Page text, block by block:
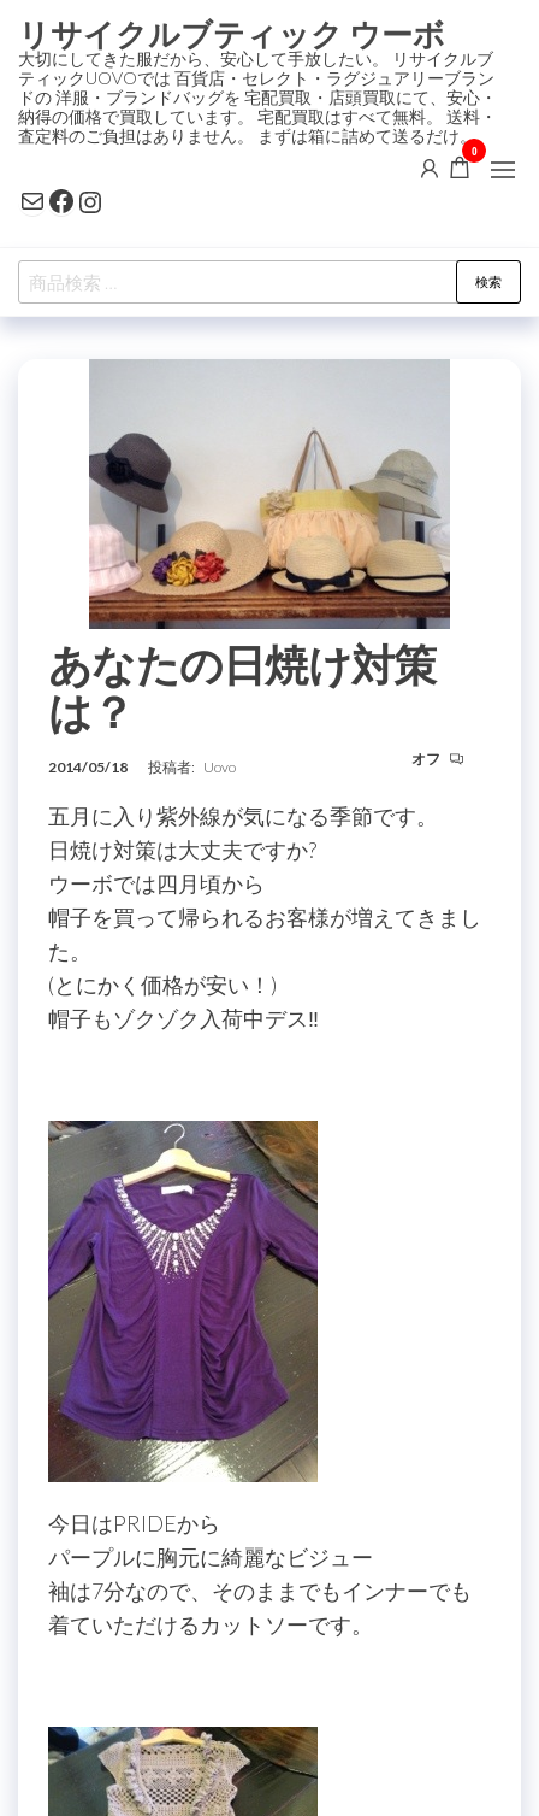
ン
テ
ン
ツ
プ
リサイクルブティック ウーボ
大切にしてきた服だから、安心して手放したい。 リサイクルブ
ティックUOVOでは 百貨店・セレクト・ラグジュアリーブラン
ドの 洋服・ブランドバッグを 宅配買取・店頭買取にて、安心・
納得の価格で買取しています。 宅配買取はすべて無料。 送料・
査定料のご負担はありません。 まずは箱に詰めて送るだけ。
MailFacebook
Instagram
0
検
索
検索
あなたの日焼け対策
は？
2014/05/18 投稿者: Uovo オフ
五月に入り紫外線が気になる季節です。
日焼け対策は大丈夫ですか?
ウーボでは四月頃から
帽子を買って帰られるお客様が増えてきまし
た。
(とにかく価格が安い！)
帽子もゾクゾク入荷中デス‼
今日はPRIDEから
パープルに胸元に綺麗なビジュー
袖は7分なので、そのままでもインナーでも
着ていただけるカットソーです。